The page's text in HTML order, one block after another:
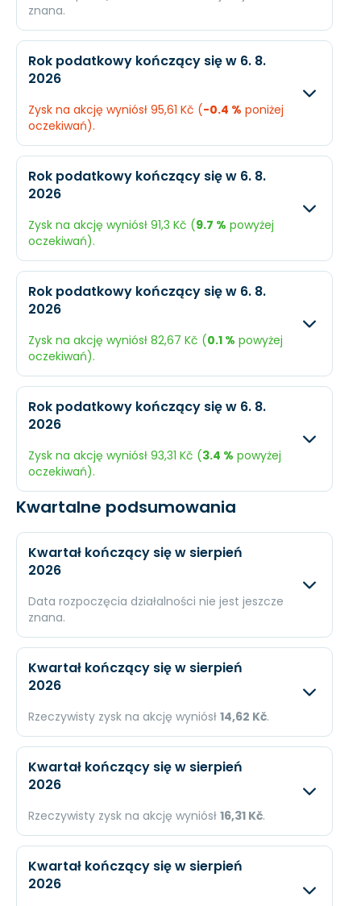
znana.
Przychody
Dochód 19,55 mld. Kč
EPS 103,5 Kč
Rok podatkowy kończący się w 6. 8.
2026
Zysk na akcję wyniósł 95,61 Kč (-0.4 % poniżej
oczekiwań).
Przychody
Dochód 17,88 mld. Kč
EPS 96,02 Kč 95,61
Rok podatkowy kończący się w 6. 8.
2026
Zysk na akcję wyniósł 91,3 Kč (9.7 % powyżej
oczekiwań).
Przychody
Dochód 15,68 mld. Kč
EPS 83,23 Kč 91,3
Rok podatkowy kończący się w 6. 8.
2026
Zysk na akcję wyniósł 82,67 Kč (0.1 % powyżej
oczekiwań).
Przychody
Dochód 15,56 mld. Kč
EPS 82,56 Kč
Rok podatkowy kończący się w 6. 8.
2026
Zysk na akcję wyniósł 93,31 Kč (3.4 % powyżej
oczekiwań).
Oczekiwany
Przychody 38,88 mld. Kč
EPS
Kwartalne podsumowania
Kwartał kończący się w sierpień
2026
Data rozpoczęcia działalności nie jest jeszcze
znana.
Przychody
Dochód 1,44 mld. Kč
EPS 22 Kč
Kwartał kończący się w sierpień
2026
Rzeczywisty zysk na akcję wyniósł 14,62 Kč.
Przychody
Dochód N/A
EPS N/A
Kwartał kończący się w sierpień
2026
Rzeczywisty zysk na akcję wyniósł 16,31 Kč.
Przychody
Kwartał kończący się w sierpień
2026